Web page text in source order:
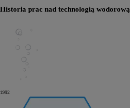
Historia prac nad technologią wodorową
1992